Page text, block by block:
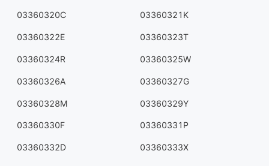
03360320C 03360321K
03360322E 03360323T
03360324R 03360325W
03360326A 03360327G
03360328M 03360329Y
03360330F 03360331P
03360332D 03360333X